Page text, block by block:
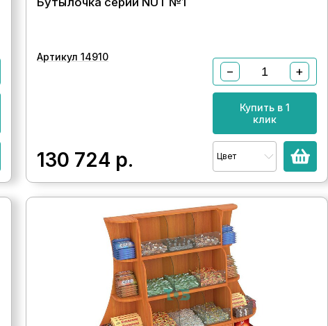
Артикул 14910
130 724 р.
− +
Купить в 1
клик
Цвет